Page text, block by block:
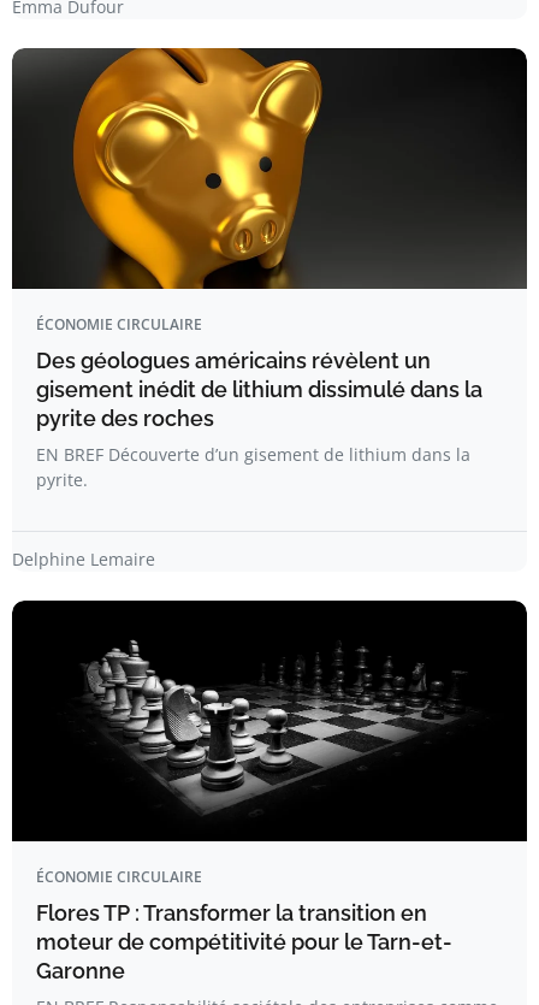
Emma Dufour
ÉCONOMIE CIRCULAIRE
Des géologues américains révèlent un
gisement inédit de lithium dissimulé dans la
pyrite des roches
EN BREF Découverte d’un gisement de lithium dans la
pyrite.
Delphine Lemaire
ÉCONOMIE CIRCULAIRE
Flores TP : Transformer la transition en
moteur de compétitivité pour le Tarn-et-
Garonne